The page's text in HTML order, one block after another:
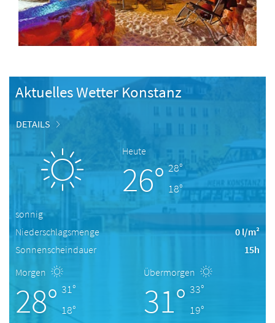
Aktuelles Wetter Konstanz
DETAILS
Heute
26° 28°
18°
sonnig
Niederschlagsmenge
0 l/m²
Sonnenscheindauer
15h
Morgen
28° 31°
18°
Übermorgen
31° 33°
19°